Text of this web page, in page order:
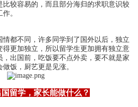
比较容易的，而且部分海归的求职意识较
。
情都不同，许多同学到了国外以后，独立
更加独立，所以留学生更加拥有独立意
出国前，吃饭要不点外卖，要不就是家
饭，厨艺更是见涨。
留学，家长能做什么？